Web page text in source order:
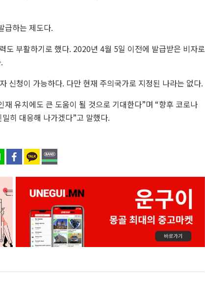
급하는 제도다.
도 부활하기로 했다. 2020년 4월 5일 이전에 발급받은 비자로
신청이 가능하다. 다만 현재 주의국가로 지정된 나라는 없다.
유치에도 큰 도움이 될 것으로 기대한다”며 “향후 코로나
히 대응해 나가겠다”고 말했다.